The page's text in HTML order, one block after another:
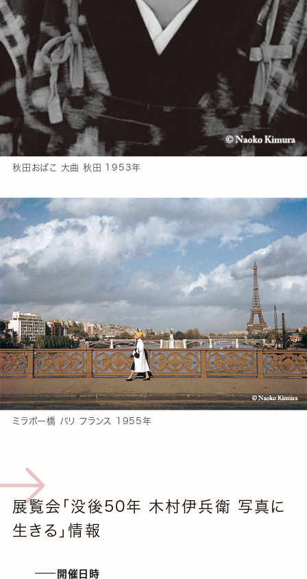
秋田おばこ 大曲 秋田 1953年
ミラボー橋 パリ フランス 1955年
展覧会「没後50年 木村伊兵衛 写真に
生きる」情報
開催日時